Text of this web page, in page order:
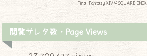
Final Fantasy XIV © SQUARE ENIX
閲覧サレタ数・Page Views